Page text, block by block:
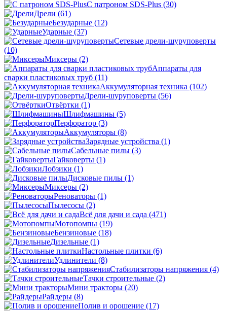
С патроном SDS-Plus (30)
Дрели (61)
Безударные (12)
Ударные (37)
Сетевые дрели-шуруповерты
(10)
Миксеры (2)
Аппараты для
сварки пластиковых труб (11)
Аккумуляторная техника (102)
Дрели-шуруповерты (56)
Отвёртки (1)
Шлифмашины (5)
Перфоратор (3)
Аккумуляторы (8)
Зарядные устройства (1)
Сабельные пилы (3)
Гайковерты (1)
Лобзики (1)
Дисковые пилы (1)
Миксеры (2)
Реноваторы (1)
Пылесосы (2)
Всё для дачи и сада (471)
Мотопомпы (19)
Бензиновые (18)
Дизельные (1)
Настольные плитки (6)
Удлинители (8)
Стабилизаторы напряжения (4)
Тачки строительные (2)
Мини тракторы (20)
Райдеры (8)
Полив и орошение (17)